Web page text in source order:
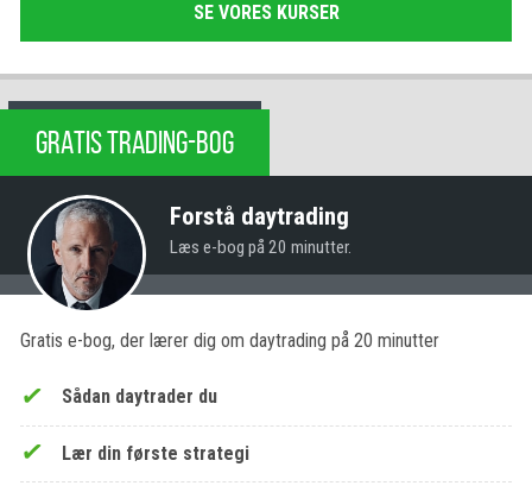
SE VORES KURSER
GRATIS TRADING-BOG
Forstå daytrading
Læs e-bog på 20 minutter.
Gratis e-bog, der lærer dig om daytrading på 20 minutter
Sådan daytrader du
Lær din første strategi